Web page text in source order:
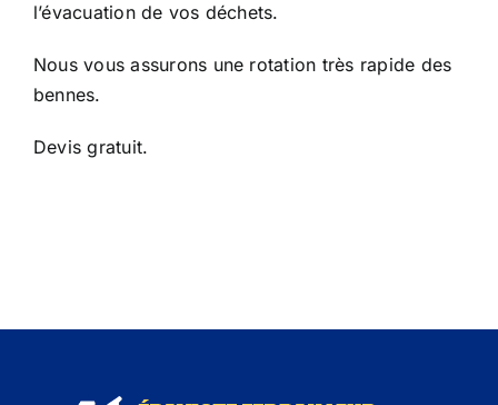
l’évacuation de vos déchets.
Nous vous assurons une rotation très rapide des
bennes.
Devis gratuit.